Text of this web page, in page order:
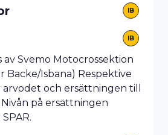
IB
IB
av Svemo Motocrossektion
Backe/Isbana) Respektive
och ersättningen till
på ersättningen